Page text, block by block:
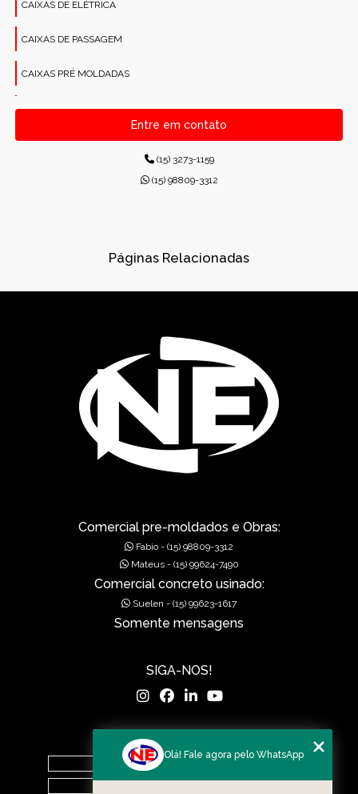
CAIXAS DE ELÉTRICA
CAIXAS DE PASSAGEM
CAIXAS PRÉ MOLDADAS
CANALETAS PRÉ-MOLDADAS RETANGULARES
CONCRETO PARA CONSTRUÇÕES
CONCRETO USINADO INDUSTRIAL
FÁBRICA DE PRÉ-MOLDADOS
GÁRGULAS PRÉ-MOLDADAS
GRELHAS PARA BOCA DE LEÃO
MUROS DE ALA PRÉ-MOLDADOS
MUROS EM CONCRETO
MUROS PRÉ FABRICADOS
PISOS DE CONCRETO
Entre em contato
(15) 3273-1159
(15) 98809-3312
Páginas Relacionadas
Comercial pre-moldados e Obras:
Fabio - (15) 98809-3312
Mateus - (15) 99624-7490
Comercial concreto usinado:
Suelen - (15) 99623-1617
Somente mensagens
SIGA-NOS!
MENU
Olá! Fale agora pelo WhatsApp